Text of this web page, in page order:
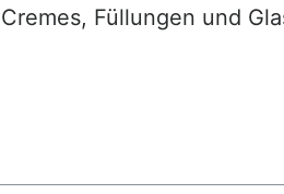
Cremes, Füllungen und